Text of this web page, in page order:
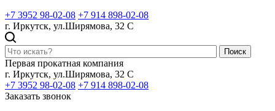
+7 3952 98-02-08 +7 914 898-02-08
г. Иркутск, ул.Ширямова, 32 С
Поиск
Первая прокатная компания
г. Иркутск, ул.Ширямова, 32 С
+7 3952 98-02-08 +7 914 898-02-08
Заказать звонок